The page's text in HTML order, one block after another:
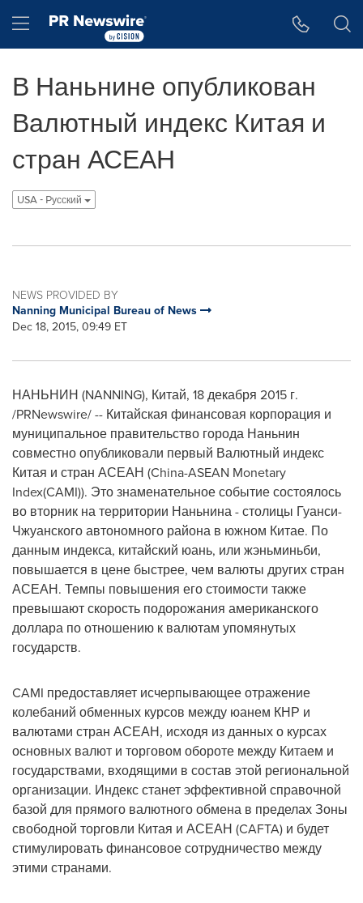
Hamburger menu
В Наньнине опубликован
Валютный индекс Китая и
стран АСЕАН
USA - Pусский
NEWS PROVIDED BY
Nanning Municipal Bureau of News
Dec 18, 2015, 09:49 ET
НАНЬНИН (NANNING), Китай, 18 декабря 2015 г.
/PRNewswire/ -- Китайская финансовая корпорация и
муниципальное правительство города Наньнин
совместно опубликовали первый Валютный индекс
Китая и стран АСЕАН (China-ASEAN Monetary
Index(CAMI)). Это знаменательное событие состоялось
во вторник на территории Наньнина - столицы Гуанси-
Чжуанского автономного района в южном Китае. По
данным индекса, китайский юань, или жэньминьби,
повышается в цене быстрее, чем валюты других стран
АСЕАН. Темпы повышения его стоимости также
превышают скорость подорожания американского
доллара по отношению к валютам упомянутых
государств.
CAMI предоставляет исчерпывающее отражение
колебаний обменных курсов между юанем КНР и
валютами стран АСЕАН, исходя из данных о курсах
основных валют и торговом обороте между Китаем и
государствами, входящими в состав этой региональной
организации. Индекс станет эффективной справочной
базой для прямого валютного обмена в пределах Зоны
свободной торговли Китая и АСЕАН (CAFTA) и будет
стимулировать финансовое сотрудничество между
этими странами.